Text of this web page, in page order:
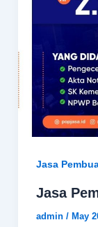
Jasa
Jasa
admin / May